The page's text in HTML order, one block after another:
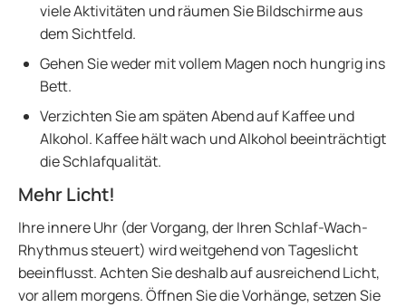
viele Aktivitäten und räumen Sie Bildschirme aus
dem Sichtfeld.
Gehen Sie weder mit vollem Magen noch hungrig ins
Bett.
Verzichten Sie am späten Abend auf Kaffee und
Alkohol. Kaffee hält wach und Alkohol beeinträchtigt
die Schlafqualität.
Mehr Licht!
Ihre innere Uhr (der Vorgang, der Ihren Schlaf-Wach-
Rhythmus steuert) wird weitgehend von Tageslicht
beeinflusst. Achten Sie deshalb auf ausreichend Licht,
vor allem morgens. Öffnen Sie die Vorhänge, setzen Sie